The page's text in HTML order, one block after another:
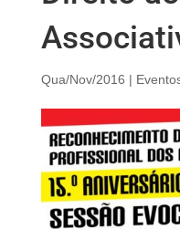
Qua/Nov/2016 |